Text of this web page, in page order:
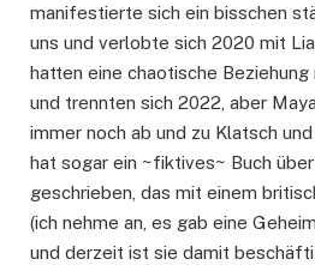
manifestierte sich ein bisschen
uns und verlobte sich 2020 mit
hatten eine chaotische
und trennten sich 2022, aber
immer noch ab und zu Klatsch
hat sogar ein ~fiktives~ Buch
geschrieben, das mit einem
(ich nehme an, es gab eine
und derzeit ist sie damit